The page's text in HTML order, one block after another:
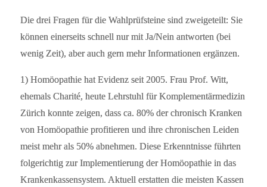
Die drei Fragen für die Wahlprüfsteine sind zweigeteilt: Sie
können einerseits schnell nur mit Ja/Nein antworten (bei
wenig Zeit), aber auch gern mehr Informationen ergänzen.
1) Homöopathie hat Evidenz seit 2005. Frau Prof. Witt,
ehemals Charité, heute Lehrstuhl für Komplementärmedizin
Zürich konnte zeigen, dass ca. 80% der chronisch Kranken
von Homöopathie profitieren und ihre chronischen Leiden
meist mehr als 50% abnehmen. Diese Erkenntnisse führten
folgerichtig zur Implementierung der Homöopathie in das
Krankenkassensystem. Aktuell erstatten die meisten Kassen